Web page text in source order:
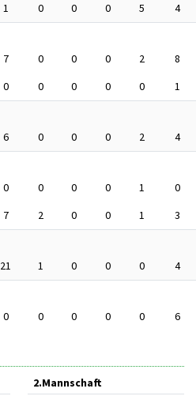
1 0 0 0 5
4
7 0 0 0 2
8
0 0 0 0 0
1
6 0 0 0 2
4
0 0 0 0 1
0
7 2 0 0 1
3
21 1 0 0 0
4
0 0 0 0 0 6
2.Mannschaft